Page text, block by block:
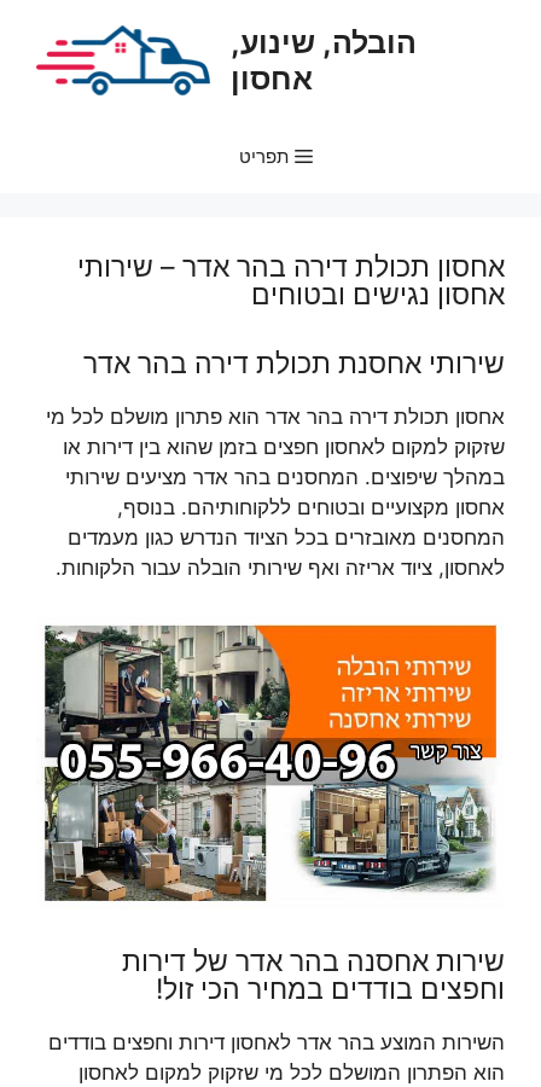
הובלה, שינוע,
אחסון
תפריט
אחסון תכולת דירה בהר אדר – שירותי
אחסון נגישים ובטוחים
שירותי אחסנת תכולת דירה בהר אדר
אחסון תכולת דירה בהר אדר הוא פתרון מושלם לכל מי
שזקוק למקום לאחסון חפצים בזמן שהוא בין דירות או
במהלך שיפוצים. המחסנים בהר אדר מציעים שירותי
אחסון מקצועיים ובטוחים ללקוחותיהם. בנוסף,
המחסנים מאובזרים בכל הציוד הנדרש כגון מעמדים
לאחסון, ציוד אריזה ואף שירותי הובלה עבור הלקוחות.
שירות אחסנה בהר אדר של דירות
וחפצים בודדים במחיר הכי זול!
השירות המוצע בהר אדר לאחסון דירות וחפצים בודדים
הוא הפתרון המושלם לכל מי שזקוק למקום לאחסון